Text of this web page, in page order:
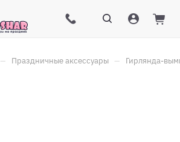
– Праздничные аксессуары – Гирлянда-